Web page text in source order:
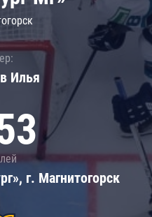
Илья
г. Магнитогорск